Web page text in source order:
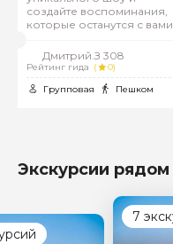
создайте воспоминания,
которые останутся с вами
Дмитрий.З 308
Рейтинг гида (
0)
Групповая
Пешком
Экскурсии
7